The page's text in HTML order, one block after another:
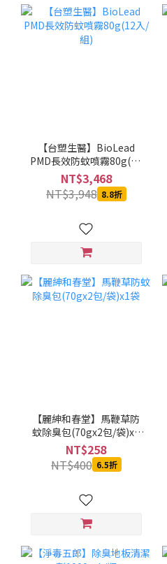
【台塑生醫】BioLead
PMD長效防蚊噴霧80g(12
入/組)
NT$3,468
NT$3,948 8.8折
【麗紳和春堂】馬鞭草防
蚊除臭包(70gx2包/袋)x1
袋
NT$258
NT$400 6.5折